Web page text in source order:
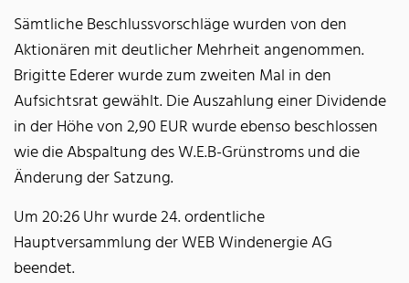
Sämtliche Beschlussvorschläge wurden von den
Aktionären mit deutlicher Mehrheit angenommen.
Brigitte Ederer wurde zum zweiten Mal in den
Aufsichtsrat gewählt. Die Auszahlung einer Dividende
in der Höhe von 2,90 EUR wurde ebenso beschlossen
wie die Abspaltung des W.E.B-Grünstroms und die
Änderung der Satzung.
Um 20:26 Uhr wurde 24. ordentliche
Hauptversammlung der WEB Windenergie AG
beendet.